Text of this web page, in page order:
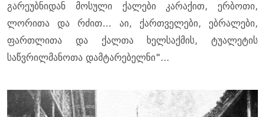
გარეუბნიდან მოსული ქალები კარაქით, ერბოთი,
ლორითა და რძით... აი, ქართველები, ებრალები,
ფართლითა და ქალთა ხელსაქმის, ტუალეტის
საწვრილმანოთა დამტარებელნი"...